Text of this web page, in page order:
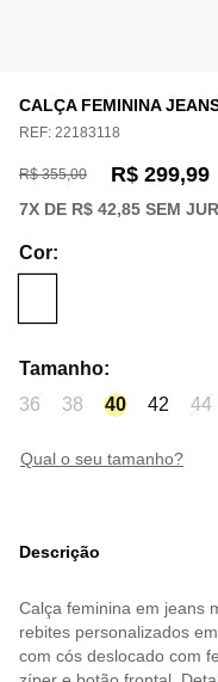
CALÇA FEMININA
REF: 22183118
R$ 355,00 R$ 299,99
7X DE R$ 42,85 SEM
Cor:
Tamanho:
36
38 40 42 44
qual o seu tamanho?
Descrição
Calça feminina em jeans
rebites personalizados
com cós deslocado com